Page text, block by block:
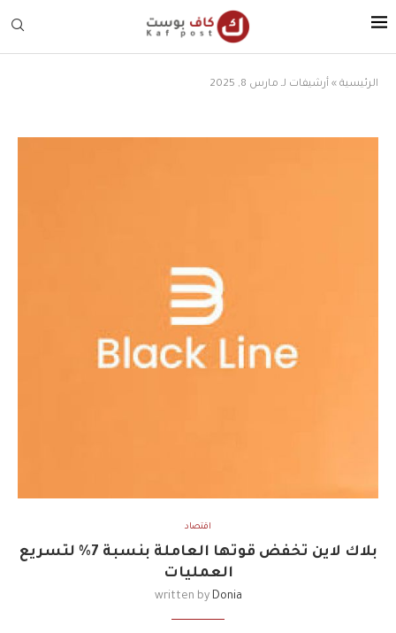
الرئيسية » أرشيفات لـ مارس 8, 2025
اقتصاد
بلاك لاين تخفض قوتها العاملة بنسبة 7% لتسريع
العمليات
written by Donia